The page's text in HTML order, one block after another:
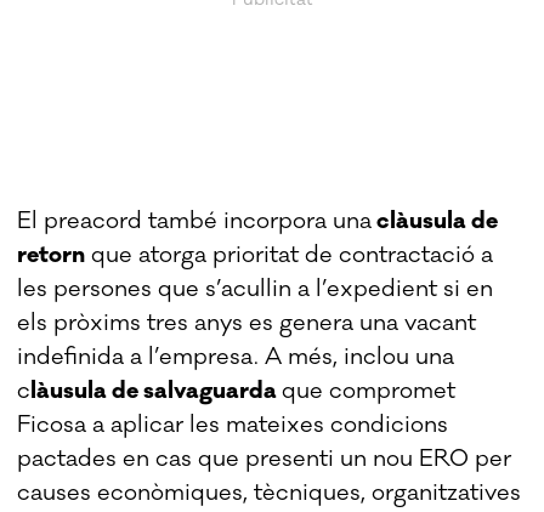
El preacord també incorpora unaclàusula de
retorn que atorga prioritat de contractació a
les persones que s’acullin a l’expedient si en
els pròxims tres anys es genera una vacant
indefinida a l’empresa. A més, inclou una
clàusula de salvaguardaque compromet
Ficosa a aplicar les mateixes condicions
pactades en cas que presenti un nou ERO per
causes econòmiques, tècniques, organitzatives